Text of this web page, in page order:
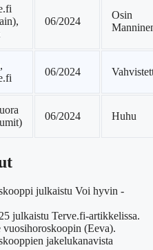
06/2024
Osin
06/2024
06/2024 Huhu
julkaistu Voi hyvin -
julkaistu Terve.fi-artikkelissa.
vuosihoroskoopin (Eeva).
jakelukanavista